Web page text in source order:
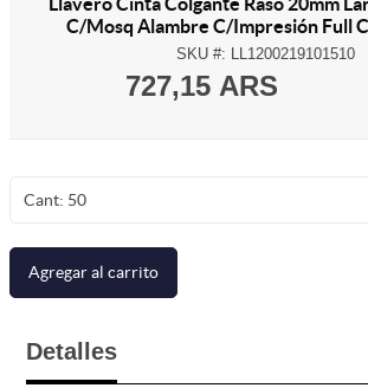
C/Mosq Alambre C/Impresión Full
SKU #: LL1200219101510
727,15 ARS
Cant: 50
Agregar al carrito
Detalles